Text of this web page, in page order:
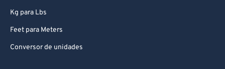
Kg para Lbs
Feet para Meters
Conversor de unidades